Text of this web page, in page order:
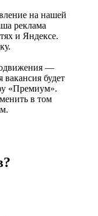
на нашей
реклама
и Яндексе.
—
будет
«Премиум».
в том